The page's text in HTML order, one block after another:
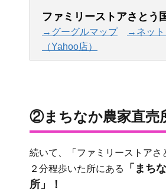
ファミリーストアさとう
→グーグルマップ
→ネット
（Yahoo店）
②まちなか農家直売
続いて、「ファミリーストアさ
２分程歩いた所にある
「まち
所」！